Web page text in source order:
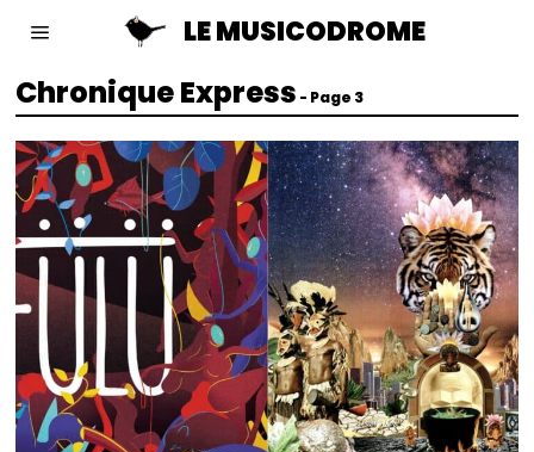
LE MUSICODROME
Chronique Express - Page 3